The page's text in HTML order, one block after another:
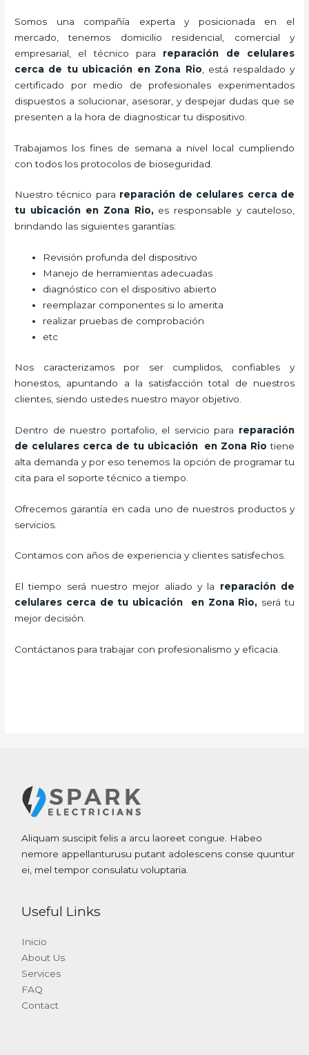
Somos una compañía experta y posicionada en el
mercado, tenemos domicilio residencial, comercial y
empresarial, el técnico para reparación de celulares
cerca de tu ubicación en Zona Rio , está respaldado y
certificado por medio de profesionales experimentados
dispuestos a solucionar, asesorar, y despejar dudas que se
presenten a la hora de diagnosticar tu dispositivo.
Trabajamos los fines de semana a nivel local cumpliendo
con todos los protocolos de bioseguridad.
Nuestro técnico para reparación de celulares cerca de
tu ubicación en Zona Rio, es responsable y cauteloso,
brindando las siguientes garantías:
Revisión profunda del dispositivo
Manejo de herramientas adecuadas
diagnóstico con el dispositivo abierto
reemplazar componentes si lo amerita
realizar pruebas de comprobación
etc
Nos caracterizamos por ser cumplidos, confiables y
honestos, apuntando a la satisfacción total de nuestros
clientes, siendo ustedes nuestro mayor objetivo.
Dentro de nuestro portafolio, el servicio para reparación
de celulares cerca de tu ubicación en Zona Rio tiene
alta demanda y por eso tenemos la opción de programar tu
cita para el soporte técnico a tiempo.
Ofrecemos garantía en cada uno de nuestros productos y
servicios.
Contamos con años de experiencia y clientes satisfechos.
El tiempo será nuestro mejor aliado y la reparación de
celulares cerca de tu ubicación en Zona Rio, será tu
mejor decisión.
Contáctanos para trabajar con profesionalismo y eficacia.
Aliquam suscipit felis a arcu laoreet congue. Habeo
nemore appellanturusu putant adolescens conse quuntur
ei, mel tempor consulatu voluptaria.
Useful Links
Inicio
About Us
Services
FAQ
Contact